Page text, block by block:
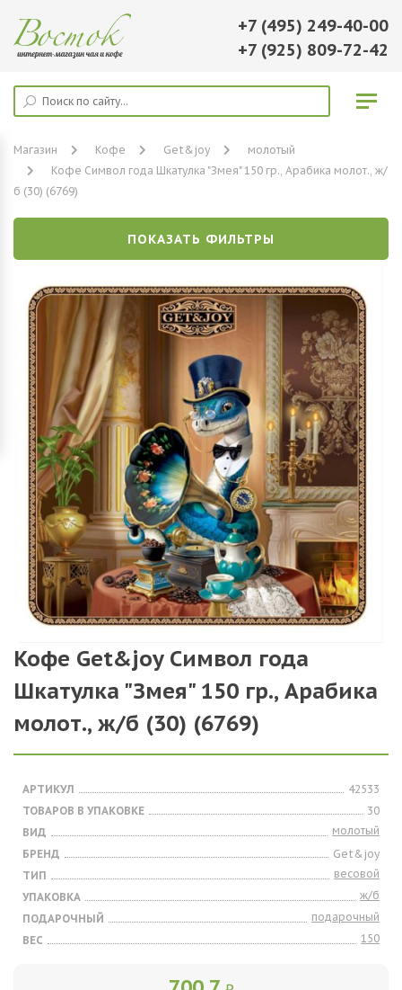
+7 (495) 249-40-00
+7 (925) 809-72-42
Магазин Кофе Get&joy
молотый
Кофе Символ года Шкатулка "Змея" 150 гр., Арабика молот., ж/
б (30) (6769)
ПОКАЗАТЬ ФИЛЬТРЫ
Кофе Get&joy Символ года
Шкатулка "Змея" 150 гр., Арабика
молот., ж/б (30) (6769)
АРТИКУЛ
42533
ТОВАРОВ В УПАКОВКЕ
30
ВИД
молотый
БРЕНД
Get&joy
ТИП
весовой
УПАКОВКА
ж/б
ПОДАРОЧНЫЙ
подарочный
ВЕС
150